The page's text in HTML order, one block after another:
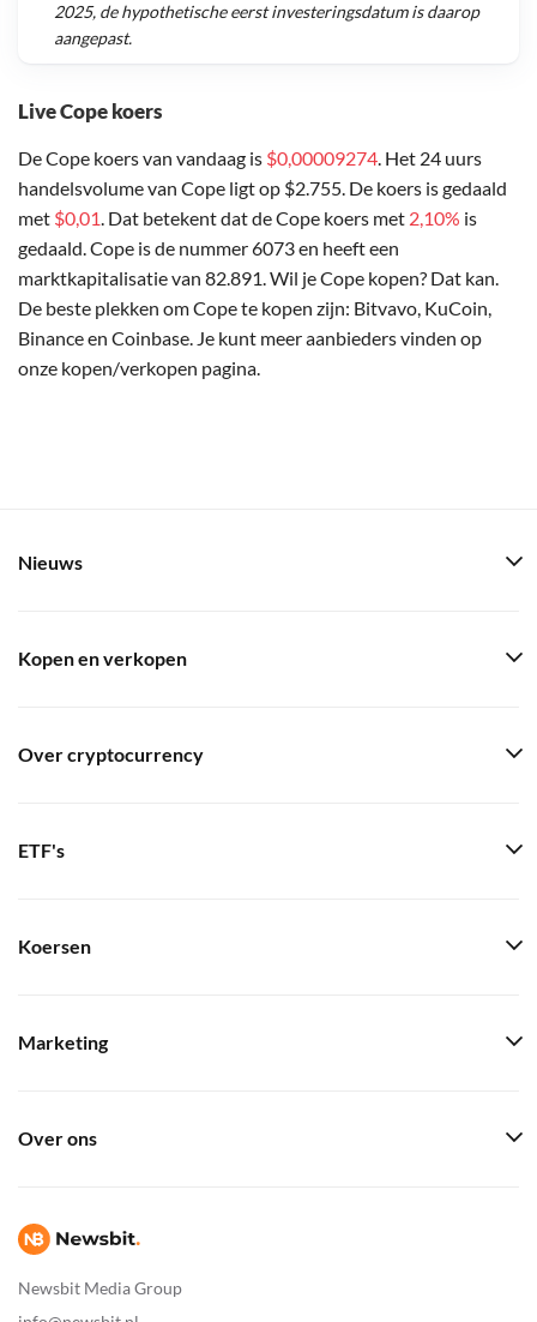
Live Cope koers
De Cope koers van vandaag is $0,00009274. Het 24 uurs
handelsvolume van Cope ligt op $2.755. De koers is gedaald
met $0,01. Dat betekent dat de Cope koers met 2,10% is
gedaald. Cope is de nummer 6073 en heeft een
marktkapitalisatie van 82.891. Wil je Cope kopen? Dat kan.
De beste plekken om Cope te kopen zijn: Bitvavo, KuCoin,
Binance en Coinbase. Je kunt meer aanbieders vinden op
onze kopen/verkopen pagina.
2025, de hypothetische eerst investeringsdatum is daarop
aangepast.
Newsbit Media Group
Nieuws
Kopen en verkopen
Over cryptocurrency
ETF's
Koersen
Marketing
Over ons